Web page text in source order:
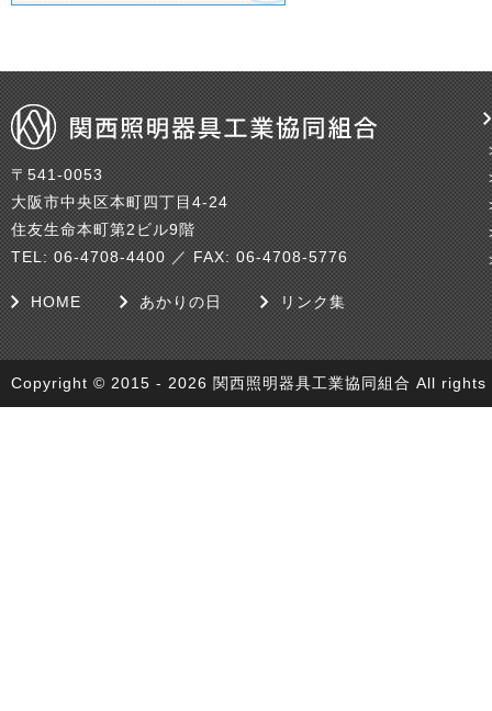
〒541-0053
大阪市中央区本町四丁目4-24
住友生命本町第2ビル9階
TEL: 06-4708-4400 ／ FAX: 06-4708-5776
HOME あかりの日 リンク集
Copyright © 2015 - 2026 関西照明器具工業協同組合 All